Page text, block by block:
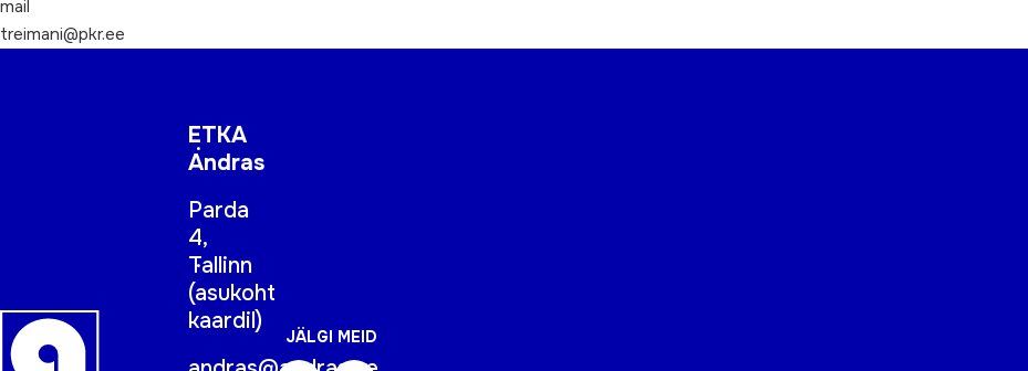
mail
treimani@pkr.ee
ETKA
Andras
Parda
4,
Tallinn
(asukoht
kaardil)
JÄLGI MEID